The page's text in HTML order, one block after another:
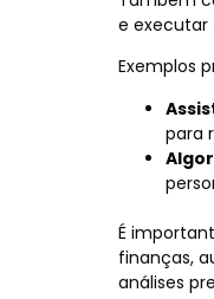
e executar
Exemplos
para
É
finanças,
análises